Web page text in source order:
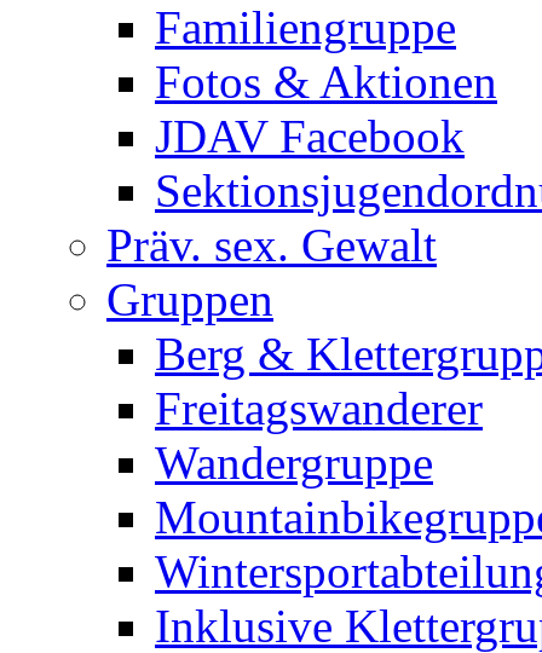
Familiengruppe
Fotos & Aktionen
JDAV Facebook
Präv. sex. Gewalt
Gruppen
Berg &
Freitagswanderer
Wandergruppe
Inklusive